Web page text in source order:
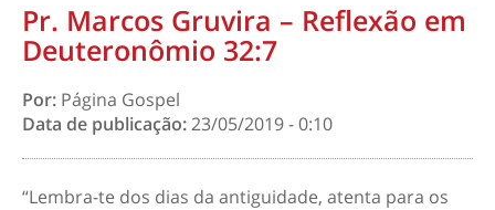
Pr. Marcos Gruvira – Reflexão em
Deuteronômio 32:7
Por: Página Gospel
Data de publicação:23/05/2019 - 0:10
“Lembra-te dos dias da antiguidade, atenta para os